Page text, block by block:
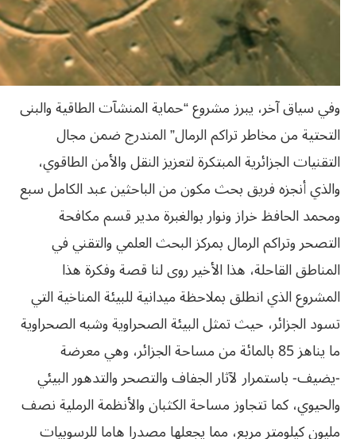
وفي سياق آخر، يبرز مشروع “حماية المنشآت الطاقية والبنى
التحتية من مخاطر تراكم الرمال” المندرج ضمن مجال
التقنيات الجزائرية المبتكرة لتعزيز النقل والأمن الطاقوي،
والذي أنجزه فريق بحث مكون من الباحثين عبد الكامل سبع
ومحمد الحافظ خراز ونوار بوالغبرة مدير قسم مكافحة
التصحر وتراكم الرمال بمركز البحث العلمي والتقني في
المناطق القاحلة، هذا الأخير روى لنا قصة وفكرة هذا
المشروع الذي انطلق بملاحظة ميدانية للبيئة المناخية التي
تسود الجزائر، حيث تمثل البيئة الصحراوية وشبه الصحراوية
ما يناهز 85 بالمائة من مساحة الجزائر، وهي معرضة
-يضيف- باستمرار لآثار الجفاف والتصحر والتدهور البيئي
والحيوي، كما تتجاوز مساحة الكثبان والأنظمة الرملية نصف
مليون كيلومتر مربع، مما يجعلها مصدرا هاما للرسوبيات